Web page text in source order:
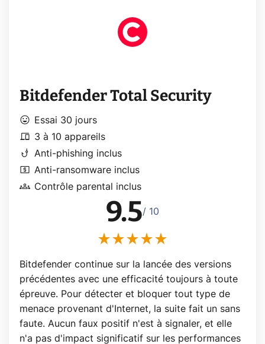
Bitdefender Total Security
mood Essai 30 jours
devices 3 à 10 appareils
phishing Anti-phishing inclus
local_atm Anti-ransomware inclus
groups Contrôle parental inclus
9.5/ 10
Bitdefender continue sur la lancée des versions
précédentes avec une efficacité toujours à toute
épreuve. Pour détecter et bloquer tout type de
menace provenant d'Internet, la suite fait un sans
faute. Aucun faux positif n'est à signaler, et elle
n'a pas d'impact significatif sur les performances